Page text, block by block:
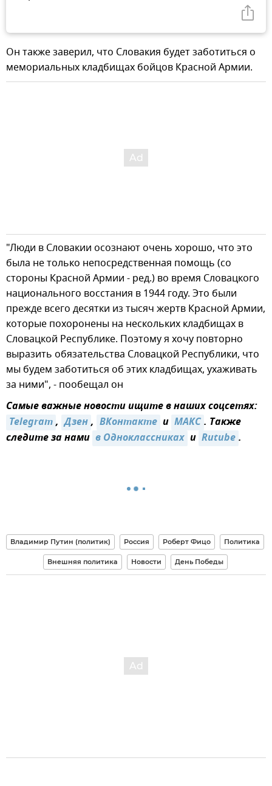
Он также заверил, что Словакия будет заботиться о
мемориальных кладбищах бойцов Красной Армии.
"Люди в Словакии осознают очень хорошо, что это
была не только непосредственная помощь (со
стороны Красной Армии - ред.) во время Словацкого
национального восстания в 1944 году. Это были
прежде всего десятки из тысяч жертв Красной Армии,
которые похоронены на нескольких кладбищах в
Словацкой Республике. Поэтому я хочу повторно
выразить обязательства Словацкой Республики, что
мы будем заботиться об этих кладбищах, ухаживать
за ними", - пообещал он
Самые важные новости ищите в наших соцсетях:
Telegram, Дзен, ВКонтакте и МАКС. Также
следите за нами в Одноклассниках и Rutube.
Владимир Путин (политик) Россия Роберт Фицо Политика
Внешняя политика Новости День Победы